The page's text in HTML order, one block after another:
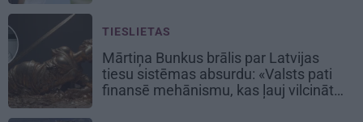
TIESLIETAS
Mārtiņa Bunkus brālis par Latvijas
tiesu sistēmas absurdu: «Valsts pati
finansē mehānismu, kas ļauj vilcināt